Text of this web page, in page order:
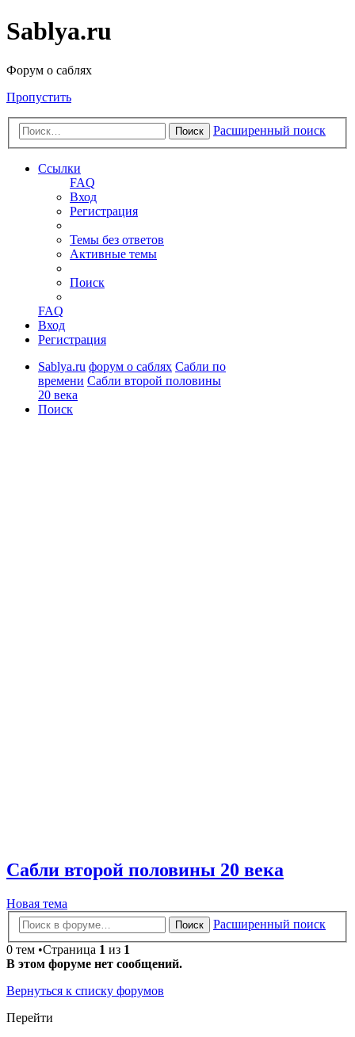
Sablya.ru
Форум о саблях
Пропустить
Поиск Расширенный поиск
Ссылки
FAQ
Вход
Регистрация
Темы без ответов
Активные темы
Поиск
FAQ
Вход
Регистрация
Sablya.ru форум о саблях Сабли по
времени Сабли второй половины
20 века
Поиск
Сабли второй половины 20 века
Новая тема
Поиск
Расширенный поиск
0 тем •Страница 1 из 1
В этом форуме нет сообщений.
Вернуться к списку форумов
Перейти